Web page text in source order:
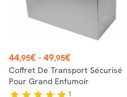
Prix
44,95€-49,95€
Coffret De Transport Sécurisé
Pour Grand Enfumoir
star star star star star 1